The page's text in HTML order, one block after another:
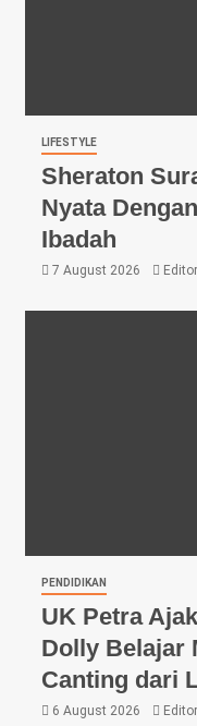
LIFESTYLE
Sheraton
Nyata
Ibadah
7 August 2026 Editor
PENDIDIKAN
UK Petra
Dolly Belajar
Canting dari
6 August 2026 Editor